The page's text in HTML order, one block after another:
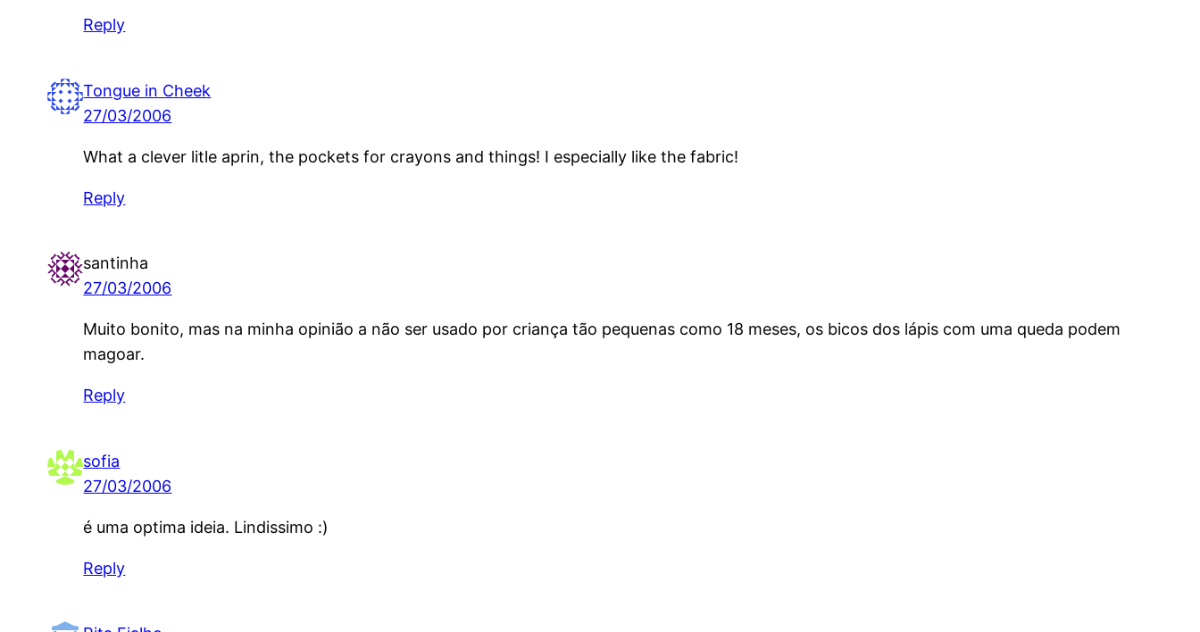
Reply
Tongue in Cheek
27/03/2006
What a clever litle aprin, the pockets for crayons and things! I especially like the fabric!
Reply
santinha
27/03/2006
Muito bonito, mas na minha opinião a não ser usado por criança tão pequenas como 18 meses, os bicos dos lápis com uma queda podem
magoar.
Reply
sofia
27/03/2006
é uma optima ideia. Lindissimo :)
Reply